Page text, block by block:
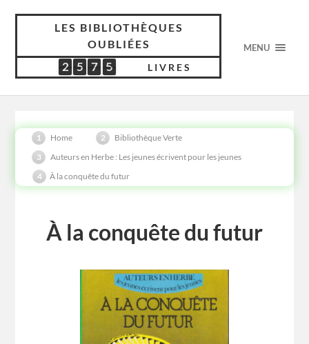
LES BIBLIOTHÈQUES
OUBLIÉES
2
5
2 5
3
5 7
1
7 5
7
5 LIVRES
MENU
Home
Bibliothèque Verte
Auteurs en Herbe : Les jeunes écrivent pour les jeunes
À la conquête du futur
À la conquête du futur